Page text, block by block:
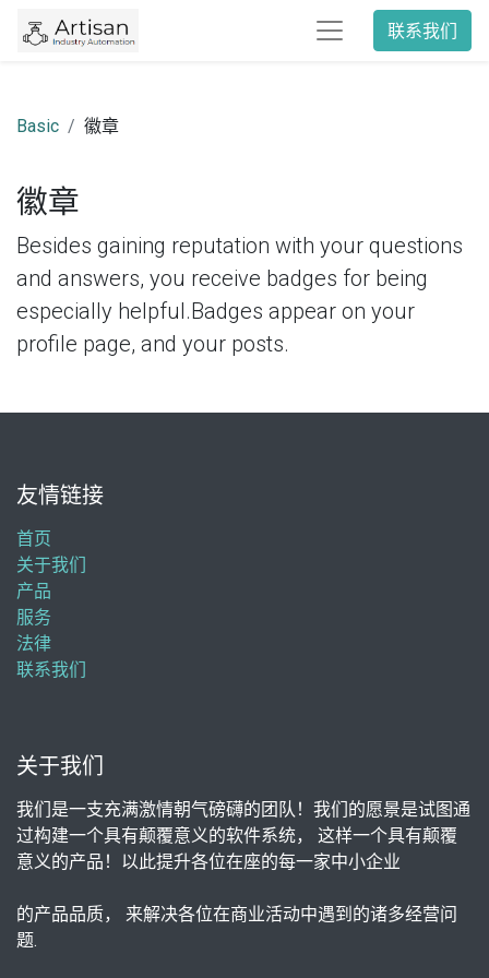
联系我们
Basic 徽章
徽章
Besides gaining reputation with your questions
and answers, you receive badges for being
especially helpful.Badges appear on your
profile page, and your posts.
友情链接
首页
关于我们
产品
服务
法律
联系我们
关于我们
我们是一支充满激情朝气磅礴的团队！我们的愿景是试图通
过构建一个具有颠覆意义的软件系统， 这样一个具有颠覆
意义的产品！以此提升各位在座的每一家中小企业
的产品品质， 来解决各位在商业活动中遇到的诸多经营问
题.